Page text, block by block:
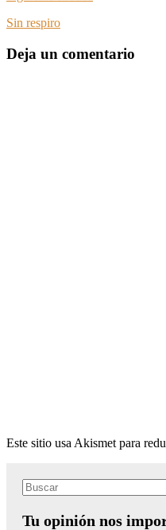
Sin respiro
Deja un comentario
Este sitio usa Akismet para
Search
Tu opinión nos